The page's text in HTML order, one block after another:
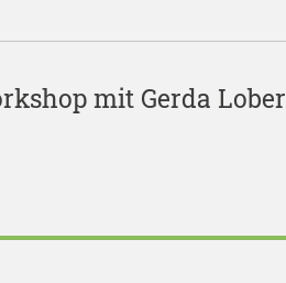
mit Gerda Lober